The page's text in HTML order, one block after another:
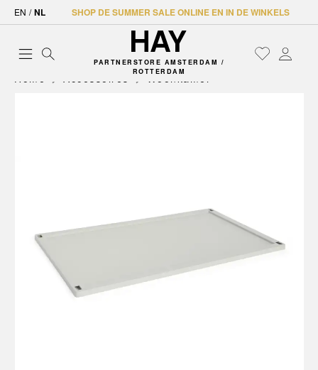
EN / NL SHOP DE SUMMER SALE ONLINE EN IN DE WINKELS
PARTNERSTORE AMSTERDAM /
ROTTERDAM
Home Accessoires Woonkamer